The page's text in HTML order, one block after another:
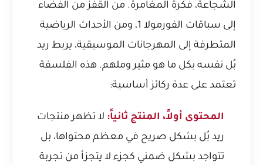
الشجاعة، فكرة المغامرة. من القفز من الفضاء
إلى سباقات الفورمولا 1، ومن الأحداث الرياضية
المتطرفة إلى المهرجانات الموسيقية، يربط ريد
بُل نفسه بكل ما هو مثير وملهم. هذه الفلسفة
تعتمد على عدة ركائز أساسية:
المحتوى أولاً، المنتج ثانياً: لا تظهر منتجات
ريد بُل بشكل صريح في معظم محتواها، بل
تتواجد بشكل ضمني كجزء لا يتجزأ من تجربة